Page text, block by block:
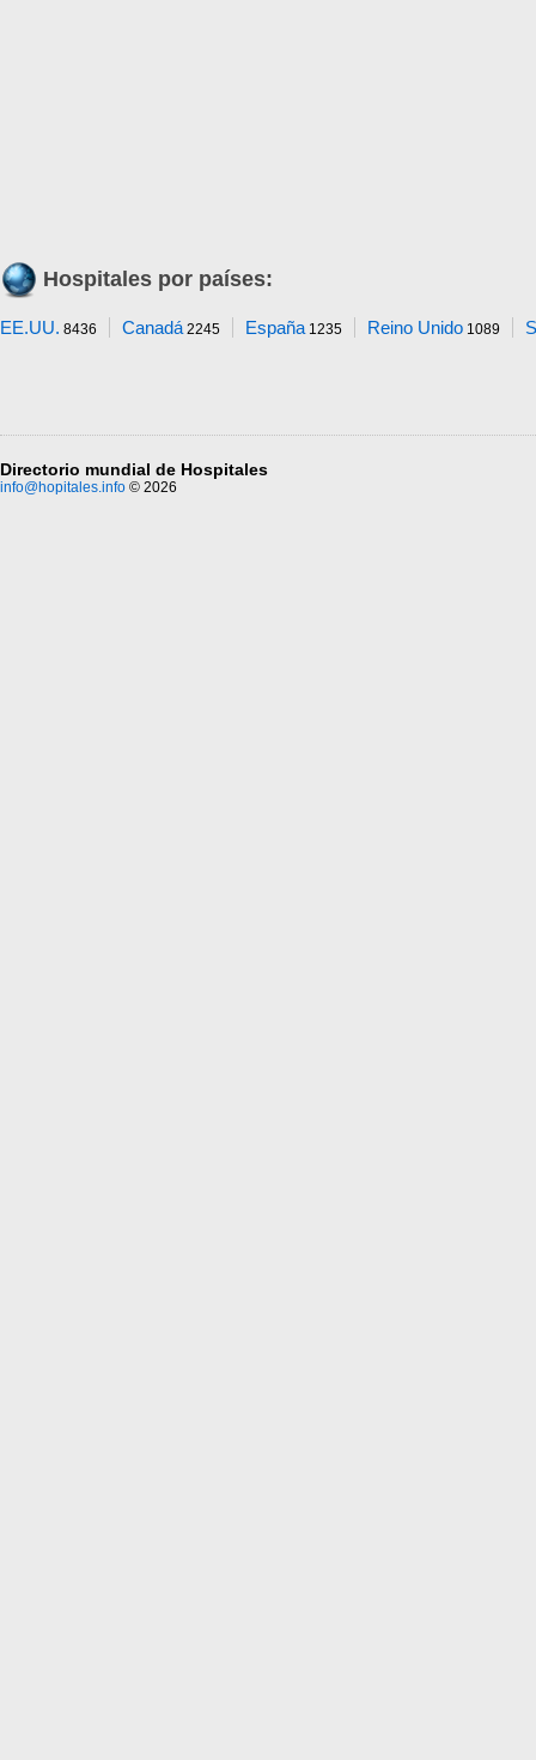
Hospitales por países:
EE.UU. 8436 Canadá2245 España1235 Reino Unido 1089
Directorio mundial de Hospitales
info@hopitales.info © 2026